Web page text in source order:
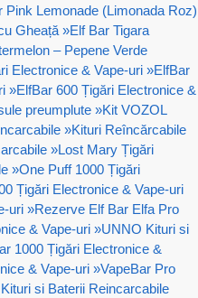
Pink Lemonade (Limonada Roz)
Gheață »Elf Bar Tigara
– Pepene Verde
Electronice & Vape-uri »ElfBar
»ElfBar 600 Țigări Electronice &
preumplute »Kit VOZOL
»Kituri Reîncărcabile
»Lost Mary Țigări
»One Puff 1000 Țigări
Țigări Electronice & Vape-uri
uri »Rezerve Elf Bar Elfa Pro
& Vape-uri »UNNO Kituri si
1000 Țigări Electronice &
& Vape-uri »VapeBar Pro
si Baterii Reincarcabile